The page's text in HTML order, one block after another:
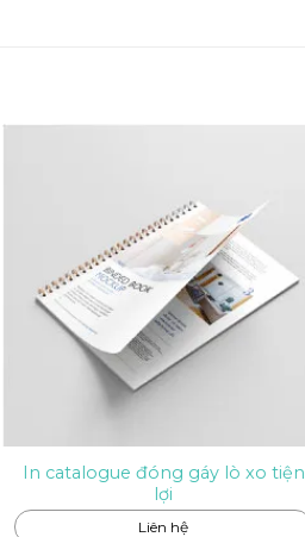
In catalogue đóng gáy lò xo tiện
lợi
Liên hệ